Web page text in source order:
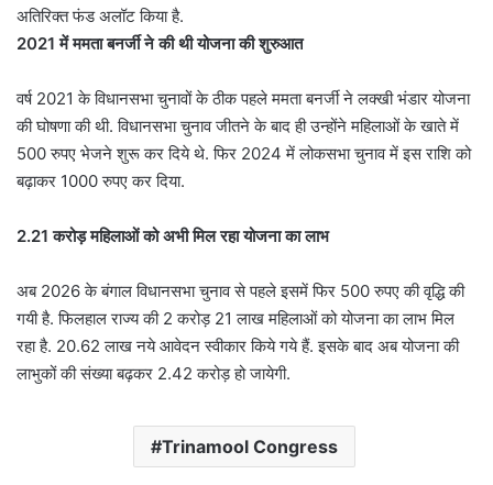
अतिरिक्त फंड अलॉट किया है.
2021 में ममता बनर्जी ने की थी योजना की शुरुआत
वर्ष 2021 के विधानसभा चुनावों के ठीक पहले ममता बनर्जी ने लक्खी भंडार योजना
की घोषणा की थी. विधानसभा चुनाव जीतने के बाद ही उन्होंने महिलाओं के खाते में
500 रुपए भेजने शुरू कर दिये थे. फिर 2024 में लोकसभा चुनाव में इस राशि को
बढ़ाकर 1000 रुपए कर दिया.
2.21 करोड़ महिलाओं को अभी मिल रहा योजना का लाभ
अब 2026 के बंगाल विधानसभा चुनाव से पहले इसमें फिर 500 रुपए की वृद्धि की
गयी है. फिलहाल राज्य की 2 करोड़ 21 लाख महिलाओं को योजना का लाभ मिल
रहा है. 20.62 लाख नये आवेदन स्वीकार किये गये हैं. इसके बाद अब योजना की
लाभुकों की संख्या बढ़कर 2.42 करोड़ हो जायेगी.
Trinamool Congress